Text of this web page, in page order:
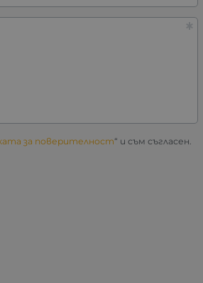
за поверителност“ и съм съгласен.